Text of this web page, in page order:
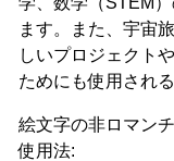
ます。また、宇宙
しいプロジェクト
ためにも使用され
絵文字の非ロマン
使用法: